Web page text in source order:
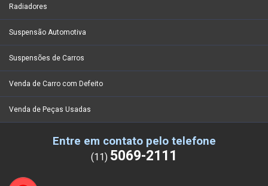
Radiadores
Suspensão Automotiva
Suspensões de Carros
Venda de Carro com Defeito
Venda de Peças Usadas
Entre em contato pelo telefone
(11) 5069-2111